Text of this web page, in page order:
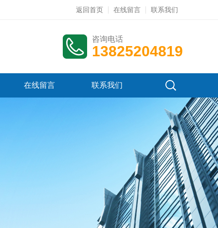
返回首页 在线留言 联系我们
咨询电话
13825204819
在线留言 联系我们